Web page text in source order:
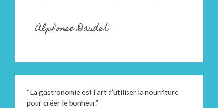
Alphonse Daudet
“La gastronomie est l’art d’utiliser la nourriture
pour créer le bonheur.”